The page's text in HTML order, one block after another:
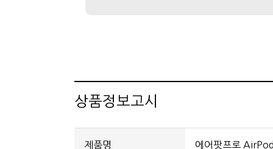
상품정보고시
제품명 에어팟프로